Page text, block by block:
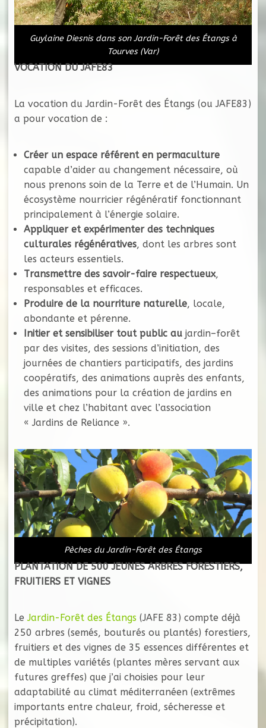
Guylaine Diesnis dans son Jardin-Forêt des Étangs à
Tourves (Var)
VOCATION DU JAFE83
La vocation du Jardin-Forêt des Étangs (ou JAFE83)
a pour vocation de :
Créer un espace référent en permaculture
capable d’aider au changement nécessaire, où
nous prenons soin de la Terre et de l’Humain. Un
écosystème nourricier régénératif fonctionnant
principalement à l’énergie solaire.
Appliquer et expérimenter des techniques
culturales régénératives, dont les arbres sont
les acteurs essentiels.
Transmettre des savoir-faire respectueux,
responsables et efficaces.
Produire de la nourriture naturelle, locale,
abondante et pérenne.
Initier et sensibiliser tout public au jardin–forêt
par des visites, des sessions d’initiation, des
journées de chantiers participatifs, des jardins
coopératifs, des animations auprès des enfants,
des animations pour la création de jardins en
ville et chez l’habitant avec l’association
« Jardins de Reliance ».
Pèches du Jardin-Forêt des Étangs
PLANTATION DE 500 JEUNES ARBRES FORESTIERS,
FRUITIERS ET VIGNES
LeJardin-Forêt des Étangs (JAFE 83) compte déjà
250 arbres (semés, bouturés ou plantés) forestiers,
fruitiers et des vignes de 35 essences différentes et
de multiples variétés (plantes mères servant aux
futures greffes) que j’ai choisies pour leur
adaptabilité au climat méditerranéen (extrêmes
importants entre chaleur, froid, sécheresse et
précipitation).